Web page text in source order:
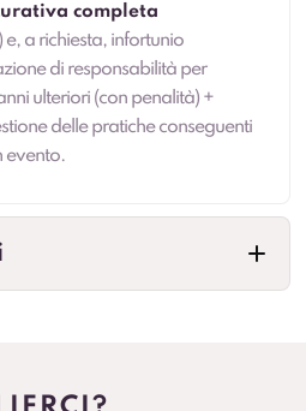
completa
e, a richiesta, infortunio
di responsabilità per
ulteriori (con penalità) +
delle pratiche conseguenti
evento.